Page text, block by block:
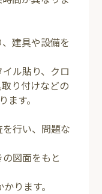
建具や設備を
ル貼り、クロ
り付けなどの
す。
行い、問題な
図面をもと
ります。